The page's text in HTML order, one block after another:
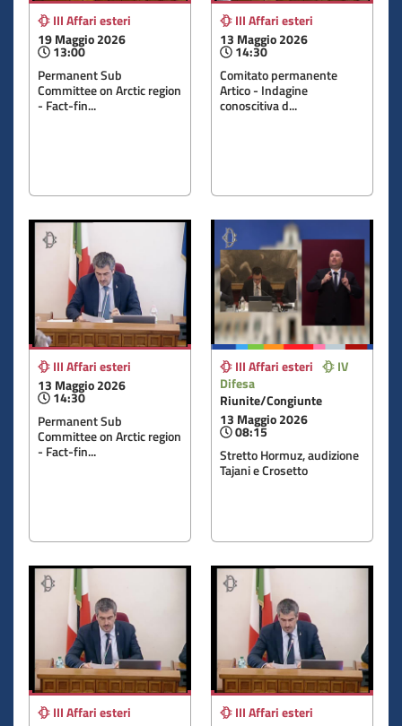
III Affari esteri
19 Maggio 2026
13:00
Permanent Sub
Committee on Arctic region
- Fact-fin...
III Affari esteri
13 Maggio 2026
14:30
Comitato permanente
Artico - Indagine
conoscitiva d...
III Affari esteri
13 Maggio 2026
14:30
Permanent Sub
Committee on Arctic region
- Fact-fin...
III Affari esteri
IV
Difesa
Riunite/Congiunte
13 Maggio 2026
08:15
Stretto Hormuz, audizione
Tajani e Crosetto
III Affari esteri
III Affari esteri